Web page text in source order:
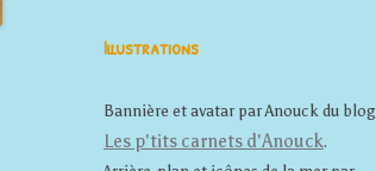
Illustrations
Bannière et avatar par Anouck du blog
Les p'tits carnets d'Anouck.